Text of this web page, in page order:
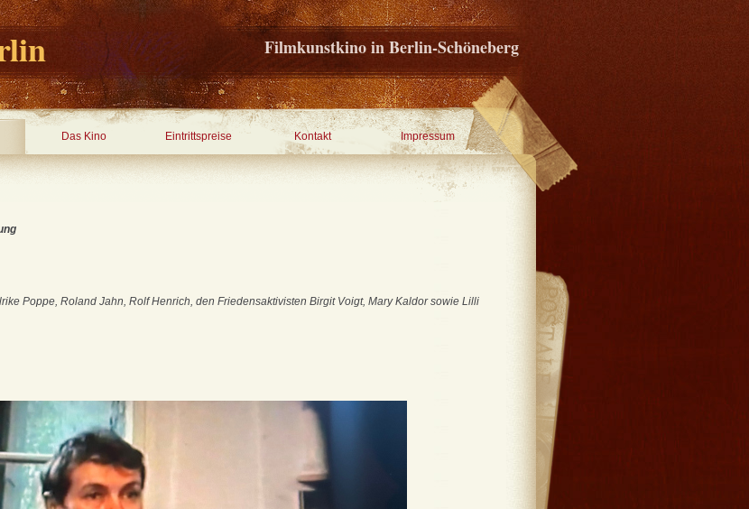
Filmkunstkino in Berlin-Schöneberg
Das Kino Eintrittspreise Kontakt Impressum
Poppe, Roland Jahn, Rolf Henrich, den Friedensaktivisten Birgit Voigt, Mary Kaldor sowie Lilli